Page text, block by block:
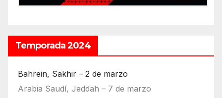
Temporada 2024
Bahrein, Sakhir – 2 de marzo
Arabia Saudí, Jeddah – 7 de marzo